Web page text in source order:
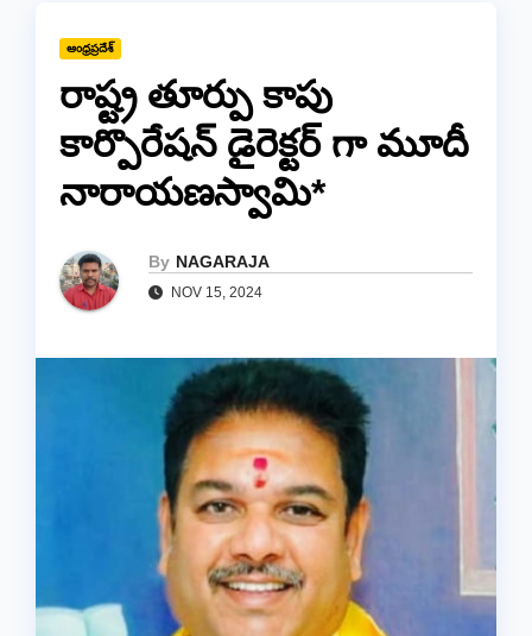
ఆంధ్రప్రదేశ్
రాష్ట్ర తూర్పు కాపు
కార్పొరేషన్ డైరెక్టర్ గా మూదీ
నారాయణస్వామి*
By NAGARAJA
NOV 15, 2024